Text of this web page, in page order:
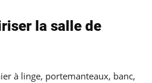
la salle de
à linge, portemanteaux, banc,